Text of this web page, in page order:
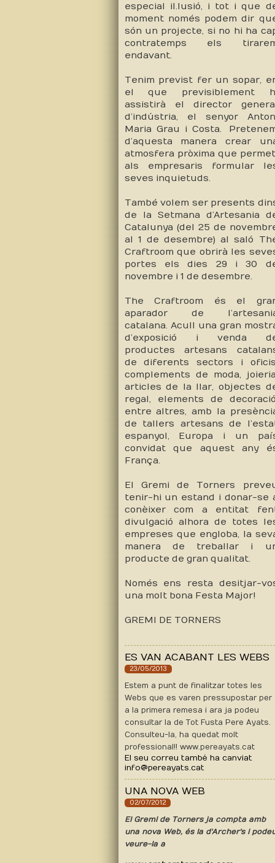
especial il.lusió, i tot i que
moment només podem dir
són un projecte, si no hi ha
contratemps els
endavant.
Tenim previst fer un sopar,
el que previsiblement
assistirà el director
d’indústria, el senyor
Maria Grau i Costa.
d’aquesta manera crear
atmosfera pròxima que
als empresaris formular
seves inquietuds.
També volem ser presents
de la Setmana d’Artesania
Catalunya (del 25 de
al 1 de desembre) al saló
Craftroom que obrirà les
portes els dies 29 i 30
novembre i 1 de desembre.
The Craftroom és el
aparador de
catalana. Acull una gran
d’exposició i venda
productes artesans
de diferents sectors i
complements de moda,
articles de la llar, objectes
regal, elements de
entre altres, amb la
de tallers artesans de
espanyol, Europa i un
convidat que aquest any
França.
El Gremi de Torners
tenir-hi un estand i donar-se
conèixer com a entitat
divulgació alhora de totes
empreses que engloba, la
manera de treballar i
producte de gran qualitat.
Només ens resta desitjar-
una molt bona Festa Major!
GREMI DE TORNERS
ES VAN ACABANT LES WEBS
23/05/2013
Estem a punt de finalitzar totes les
Webs que es varen pressupostar per
a la primera remesa i ara ja podeu
consultar la de Tot Fusta Pere Ayats.
Consulteu-la, ha quedat molt
professional!! www.pereayats.cat
El seu correu també ha canviat
info@pereayats.cat
UNA NOVA WEB
02/07/2012
El Gremi de Torners ja compta amb
una nova Web, és la d'Archer's i
veure-la a